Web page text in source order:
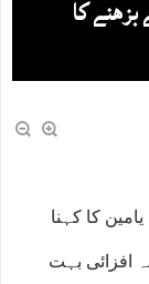
کا
کا کہنا
افزائی بہت